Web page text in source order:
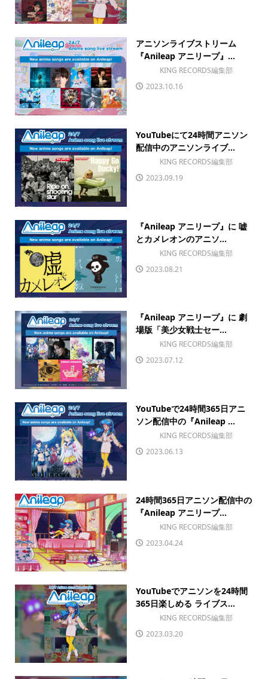
アニソンライブストリーム
『Anileap アニリープ』...
KING RECORDS編集部
2023.10.16
YouTubeにて24時間アニソン
配信中のアニソンライブ...
KING RECORDS編集部
2023.09.19
『Anileap アニリープ』に 嘘
とカメレオンのアニソ...
KING RECORDS編集部
2023.08.21
『Anileap アニリープ』に 劇
場版「美少女戦士セー...
KING RECORDS編集部
2023.07.12
YouTubeで24時間365日アニ
ソン配信中の『Anileap ...
KING RECORDS編集部
2023.06.13
24時間365日アニソン配信中の
『Anileap アニリープ...
KING RECORDS編集部
2023.04.24
YouTubeでアニソンを24時間
365日楽しめる ライブス...
KING RECORDS編集部
2023.03.20